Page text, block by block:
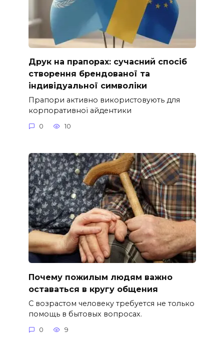
Друк на прапорах: сучасний спосіб
створення брендованої та
індивідуальної символіки
Прапори активно використовують для
корпоративної айдентики
0 10
Почему пожилым людям важно
оставаться в кругу общения
С возрастом человеку требуется не только
помощь в бытовых вопросах.
0 9